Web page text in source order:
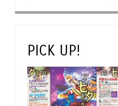
PICK UP!